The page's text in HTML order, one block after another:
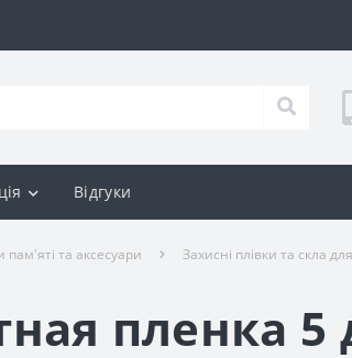
Відгуки
пам'яті та аксесуари
Захисні плівки та скла
пленка